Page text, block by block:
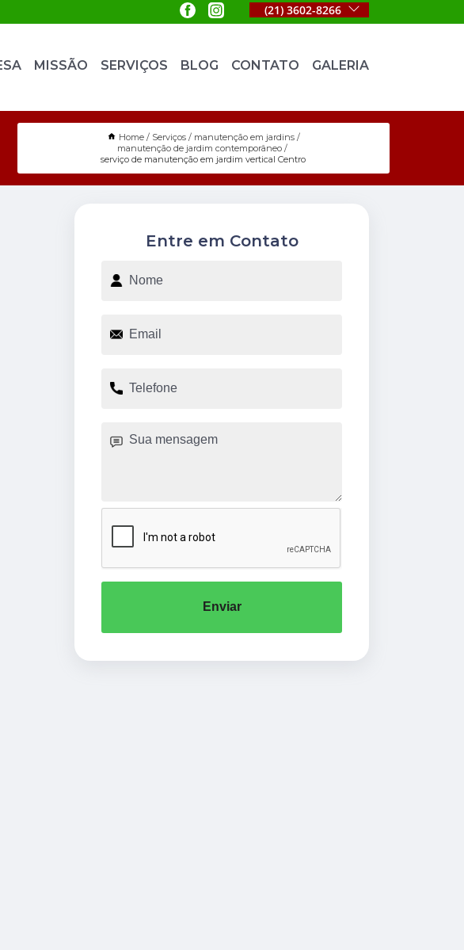
(21) 3602-8266
MISSÃO SERVIÇOS BLOG CONTATO GALERIA
Home Serviços
manutenção em jardins
manutenção de jardim contemporâneo
serviço de manutenção em jardim vertical Centro
Entre em Contato
Enviar